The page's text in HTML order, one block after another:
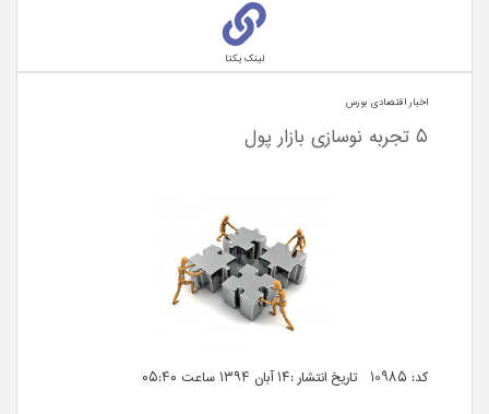
لینک یکتا
اخبار اقتصادی بورس
5 تجربه نوسازی بازار پول
کد: 10985 تاریخ انتشار :۱۴ آبان ۱۳۹۴ ساعت ۰۵:۴۰